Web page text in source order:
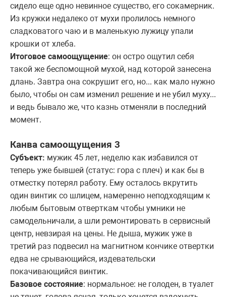
сидело еще одно невинное существо, его сокамерник.
Из кружки недалеко от мухи пролилось немного
сладковатого чаю и в маленькую лужицу упали
крошки от хлеба.
Итоговое самоощущение: он остро ощутил себя
такой же беспомощной мухой, над которой занесена
длань. Завтра она сокрушит его, но... как мало нужно
было, чтобы он сам изменил решение и не убил муху...
и ведь бывало же, что казнь отменяли в последний
момент.
Канва самоощущения 3
Субъект: мужик 45 лет, неделю как избавился от
теперь уже бывшей (статус: гора с плеч) и как бы в
отместку потерял работу. Ему осталось вкрутить
один винтик со шлицем, намеренно неподходящим к
любым бытовым отверткам чтобы умники не
самодельничали, а шли ремонтировать в сервисный
центр, невзирая на цены. Не дыша, мужик уже в
третий раз подвесил на магнитном кончике отвертки
едва не срывающийся, издевательски
покачивающийся винтик.
Базовое состояние: нормальное: не голоден, в туалет